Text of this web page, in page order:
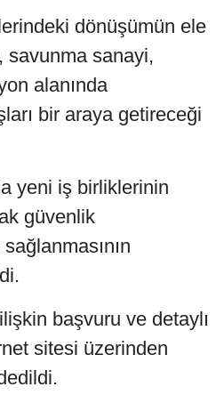
dönüşümün ele
savunma sanayi,
alanında
bir araya getireceği
yeni iş birliklerinin
güvenlik
başvuru ve detaylı
sitesi üzerinden